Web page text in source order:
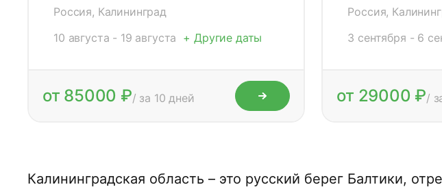
Россия, Калининград
10 августа - 19 августа + Другие даты
от 85000 ₽/ за 10 дней
Россия,
3 сентября - 6
от 29000 ₽/
Калининградская область – это русский берег Балтики,